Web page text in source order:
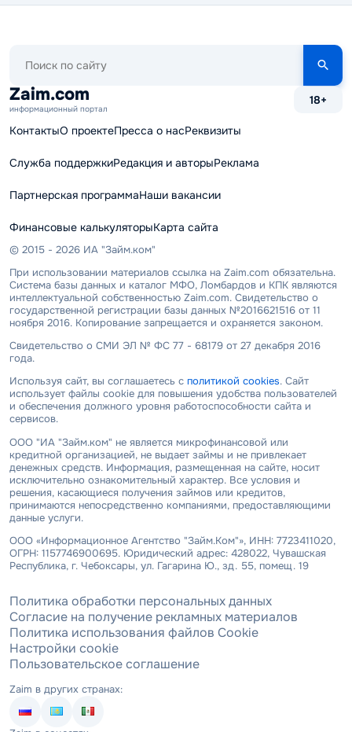
сайту
Zaim.com
информационный портал
18+
КонтактыО проектеПресса о насРеквизиты
Служба поддержкиРедакция и авторыРеклама
Партнерская программаНаши вакансии
Финансовые калькуляторыКарта сайта
© 2015 - 2026 ИА "Займ.ком"
При использовании материалов ссылка на Zaim.com обязательна.
Система базы данных и каталог МФО, Ломбардов и КПК являются
интеллектуальной собственностью Zaim.com. Свидетельство о
государственной регистрации базы данных №2016621516 от 11
ноября 2016. Копирование запрещается и охраняется законом.
Свидетельство о СМИ ЭЛ № ФС 77 - 68179 от 27 декабря 2016
года.
Используя сайт, вы соглашаетесь с политикой cookies. Сайт
использует файлы cookie для повышения удобства пользователей
и обеспечения должного уровня работоспособности сайта и
сервисов.
ООО "ИА "Займ.ком" не является микрофинансовой или
кредитной организацией, не выдает займы и не привлекает
денежных средств. Информация, размещенная на сайте, носит
исключительно ознакомительный характер. Все условия и
решения, касающиеся получения займов или кредитов,
принимаются непосредственно компаниями, предоставляющими
данные услуги.
ООО «Информационное Агентство "Займ.Ком"», ИНН: 7723411020,
ОГРН: 1157746900695. Юридический адрес: 428022, Чувашская
Республика, г. Чебоксары, ул. Гагарина Ю., зд. 55, помещ. 19
Политика обработки персональных данных
Согласие на получение рекламных материалов
Политика использования файлов Cookie
Настройки cookie
Пользовательское соглашение
Zaim в других странах: